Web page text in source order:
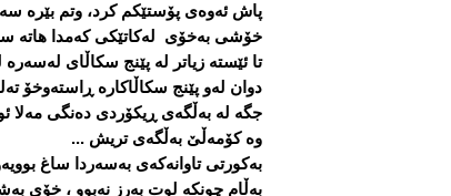
پاش ئەوەی پۆستێکم کرد، وتم بێرە
خۆشی بەخۆی لەکاتێکی کەمدا هاتە
تا ئێستە زیاتر لە پێنج سکاڵای لەسەرە
دوان لەو پێنج سکاڵاکارە ڕاستەوخۆ
جگە لە بەڵگەی ڕیکۆردی دەنگی مەلا
وە کۆمەڵێ بەڵگەی تریش ...
بەکورتی تاوانەکەی بەسەردا ساغ
بەڵام چونکە لوت بەرز نەبوو ، خۆی